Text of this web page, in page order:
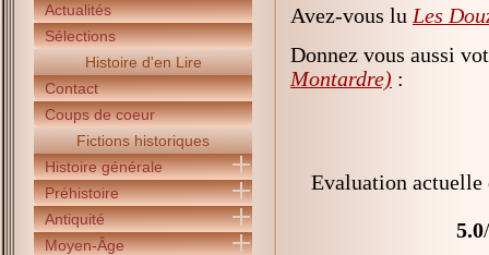
Actualités
Sélections
Histoire d'en Lire
Contact
Coups de coeur
Fictions historiques
Histoire générale
Préhistoire
Antiquité
Moyen-Âge
Avez-vous lu Les
Donnez vous aussi
Montardre) :
Evaluation
5.0